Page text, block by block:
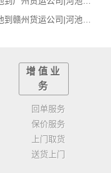
增值业
务
回单服务
保价服务
上门取货
送货上门